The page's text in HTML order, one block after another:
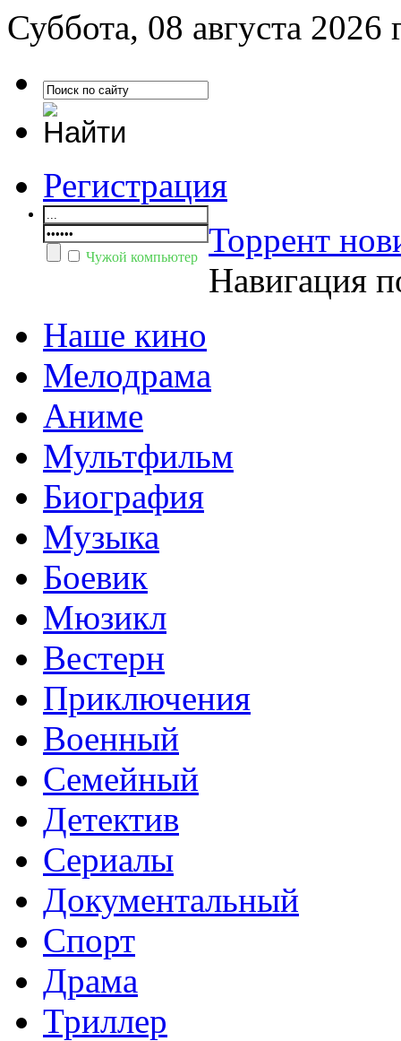
Суббота, 08 августа 2026
Регистрация
Чужой компьютер
Торрент
Навигация
Наше кино
Мелодрама
Аниме
Мультфильм
Биография
Музыка
Боевик
Мюзикл
Вестерн
Приключения
Военный
Семейный
Детектив
Сериалы
Документальный
Спорт
Драма
Триллер